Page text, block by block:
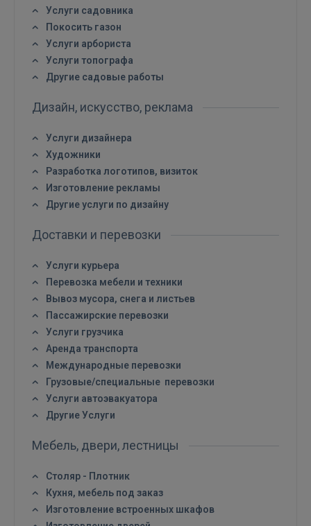
Услуги садовника
Покосить газон
Услуги арбориста
Услуги топографа
Другие садовые работы
Дизайн, искусство, реклама
Услуги дизайнера
Художники
Разработка логотипов, визиток
Изготовление рекламы
Другие услуги по дизайну
Доставки и перевозки
Услуги курьера
Перевозка мебели и техники
Вывоз мусора, снега и листьев
Пассажирские перевозки
Услуги грузчика
Аренда транспорта
Международные перевозки
Грузовые/специальные перевозки
Услуги автоэвакуатора
Другие Услуги
Мебель, двери, лестницы
Столяр - Плотник
Кухня, мебель под заказ
Изготовление встроенных шкафов